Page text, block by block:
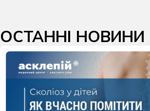
ОСТАННІ НОВИНИ